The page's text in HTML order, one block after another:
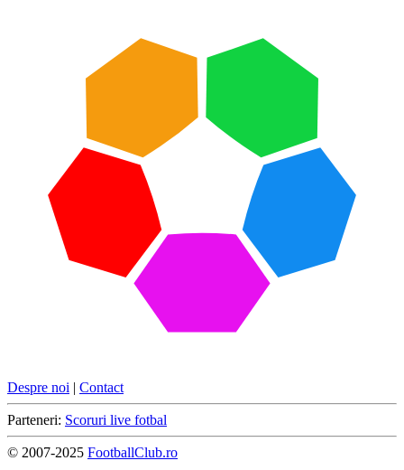
Despre noi | Contact
Parteneri: Scoruri live fotbal
© 2007-2025 FootballClub.ro